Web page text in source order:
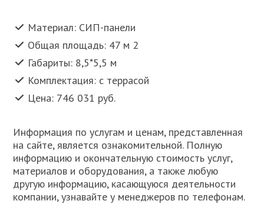
Материал: СИП-панели
Общая площадь: 47 м 2
Габариты: 8,5*5,5 м
Комплектация: с террасой
Цена: 746 031 руб.
Информация по услугам и ценам, представленная
на сайте, является ознакомительной. Полную
информацию и окончательную стоимость услуг,
материалов и оборудования, а также любую
другую информацию, касающуюся деятельности
компании, узнавайте у менеджеров по телефонам.